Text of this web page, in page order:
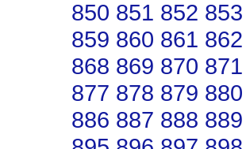
850 851 852 853
859 860 861 862
868 869 870 871
877 878 879 880
886 887 888 889